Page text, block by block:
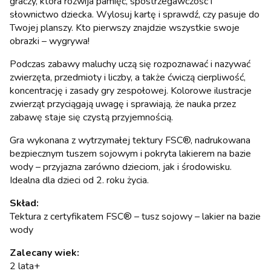
słownictwo dziecka. Wylosuj kartę i sprawdź, czy pasuje do
Twojej planszy. Kto pierwszy znajdzie wszystkie swoje
obrazki – wygrywa!
Podczas zabawy maluchy uczą się rozpoznawać i nazywać
zwierzęta, przedmioty i liczby, a także ćwiczą cierpliwość,
koncentrację i zasady gry zespołowej. Kolorowe ilustracje
zwierząt przyciągają uwagę i sprawiają, że nauka przez
zabawę staje się czystą przyjemnością.
Gra wykonana z wytrzymałej tektury FSC®, nadrukowana
bezpiecznym tuszem sojowym i pokryta lakierem na bazie
wody – przyjazna zarówno dzieciom, jak i środowisku.
Idealna dla dzieci od 2. roku życia.
Skład:
Tektura z certyfikatem FSC® – tusz sojowy – lakier na bazie
wody
Zalecany wiek:
2 lata+